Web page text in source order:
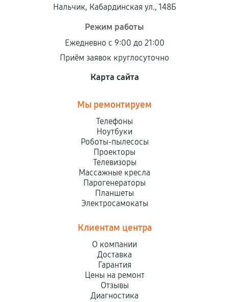
Нальчик, Кабардинская ул., 148Б
Режим работы
Ежедневно с 9:00 до 21:00
Приём заявок круглосуточно
Карта сайта
Мы ремонтируем
Телефоны
Ноутбуки
Роботы-пылесосы
Проекторы
Телевизоры
Массажные кресла
Парогенераторы
Планшеты
Электросамокаты
Клиентам центра
О компании
Доставка
Гарантия
Цены на ремонт
Отзывы
Диагностика